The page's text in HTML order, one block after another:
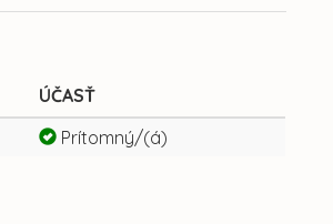
ÚČASŤ
Prítomný/(á)